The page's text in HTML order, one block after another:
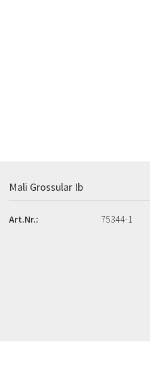
Mali Grossular Ib
Art.Nr.: 75344-1